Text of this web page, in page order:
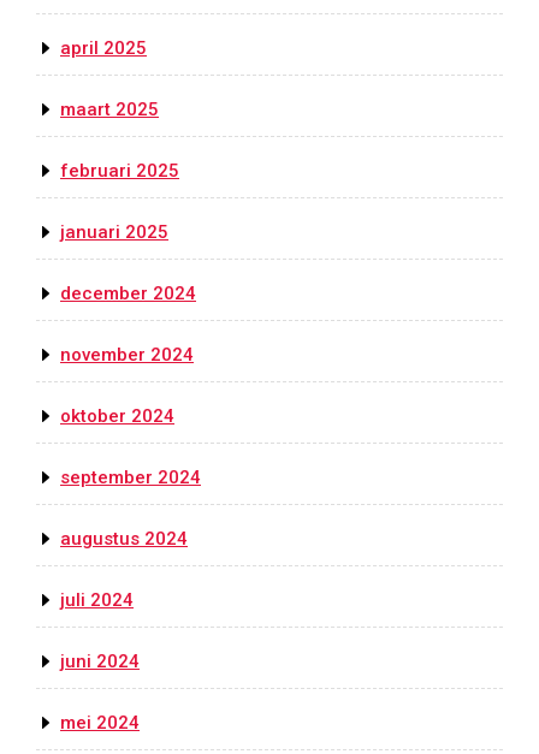
april 2025
maart 2025
februari 2025
januari 2025
december 2024
november 2024
oktober 2024
september 2024
augustus 2024
juli 2024
juni 2024
mei 2024